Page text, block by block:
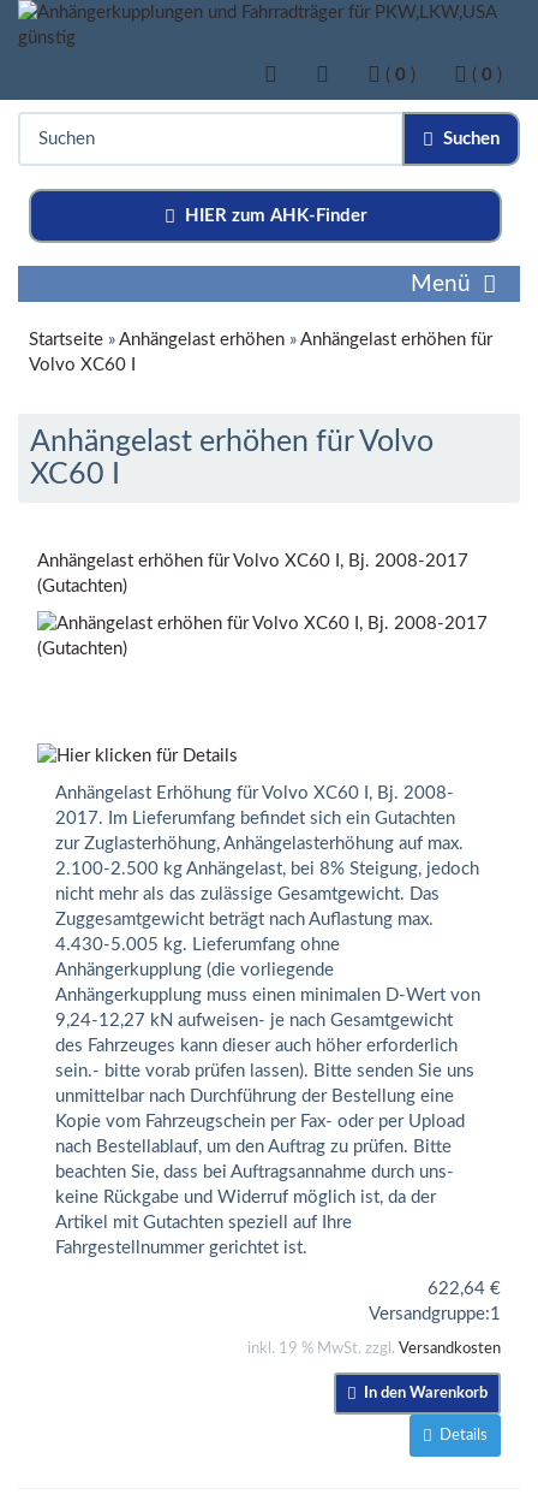
( 0 ) ( 0 )
Suchen
HIER zum AHK-Finder
Menü
Startseite » Anhängelast erhöhen » Anhängelast erhöhen für
Volvo XC60 I
Anhängelast erhöhen für Volvo
XC60 I
Anhängelast erhöhen für Volvo XC60 I, Bj. 2008-2017
(Gutachten)
Anhängelast Erhöhung für Volvo XC60 I, Bj. 2008-
2017. Im Lieferumfang befindet sich ein Gutachten
zur Zuglasterhöhung, Anhängelasterhöhung auf max.
2.100-2.500 kg Anhängelast, bei 8% Steigung, jedoch
nicht mehr als das zulässige Gesamtgewicht. Das
Zuggesamtgewicht beträgt nach Auflastung max.
4.430-5.005 kg. Lieferumfang ohne
Anhängerkupplung (die vorliegende
Anhängerkupplung muss einen minimalen D-Wert von
9,24-12,27 kN aufweisen- je nach Gesamtgewicht
des Fahrzeuges kann dieser auch höher erforderlich
sein.- bitte vorab prüfen lassen). Bitte senden Sie uns
unmittelbar nach Durchführung der Bestellung eine
Kopie vom Fahrzeugschein per Fax- oder per Upload
nach Bestellablauf, um den Auftrag zu prüfen. Bitte
beachten Sie, dass bei Auftragsannahme durch uns-
keine Rückgabe und Widerruf möglich ist, da der
Artikel mit Gutachten speziell auf Ihre
Fahrgestellnummer gerichtet ist.
622,64 €
Versandgruppe:1
inkl. 19 % MwSt. zzgl. Versandkosten
In den Warenkorb
Details